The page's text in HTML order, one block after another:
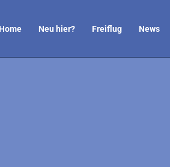
Neu hier? Freiflug News